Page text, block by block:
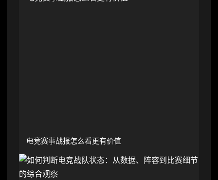
电竞赛事战报怎么看更有价值